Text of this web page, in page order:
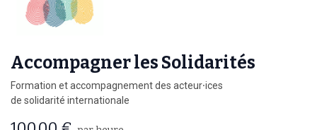
Accompagner les Solidarités
Formation et accompagnement des acteur⸱ices
de solidarité internationale